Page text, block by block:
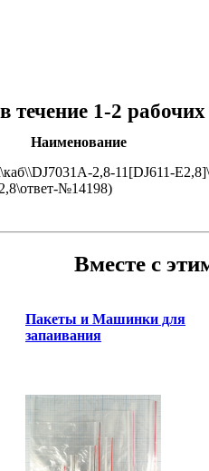
течение 1-2
Наименование
2,8-11[DJ611-E2,8]\
№14198)
Вместе с
Пакеты и Машинки для
запаивания